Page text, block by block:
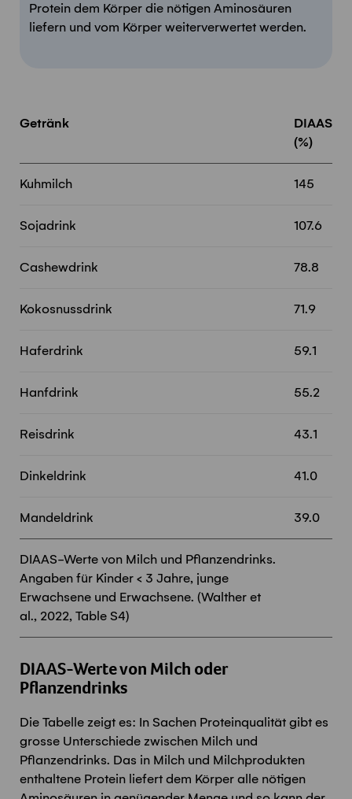
Protein dem Körper die nötigen Aminosäuren
liefern und vom Körper weiterverwertet werden.
Getränk
DIAAS
(%)
Kuhmilch 145
Sojadrink 107.6
Cashewdrink 78.8
Kokosnussdrink 71.9
Haferdrink 59.1
Hanfdrink 55.2
Reisdrink 43.1
Dinkeldrink 41.0
Mandeldrink 39.0
DIAAS-Werte von Milch und Pflanzendrinks.
Angaben für Kinder < 3 Jahre, junge
Erwachsene und Erwachsene. (Walther et
al., 2022, Table S4)
DIAAS-Werte von Milch oder
Pflanzendrinks
Die Tabelle zeigt es: In Sachen Proteinqualität gibt es
grosse Unterschiede zwischen Milch und
Pflanzendrinks. Das in Milch und Milchprodukten
enthaltene Protein liefert dem Körper alle nötigen